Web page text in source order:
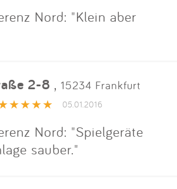
Blog
Impressum
Anmelden
Nord: "Klein aber
2-8 , 15234 Frankfurt
05.01.2016
Nord: "Spielgeräte
sauber."